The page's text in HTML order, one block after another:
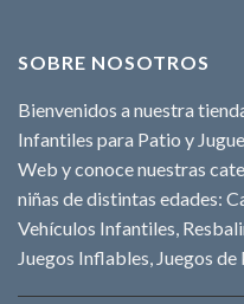
SOBRE NOSOTROS
Bienvenidos a nuestra
Infantiles para Patio y
Web y conoce nuestras
niñas de distintas edades:
Vehículos Infantiles,
Juegos Inflables, Juegos de